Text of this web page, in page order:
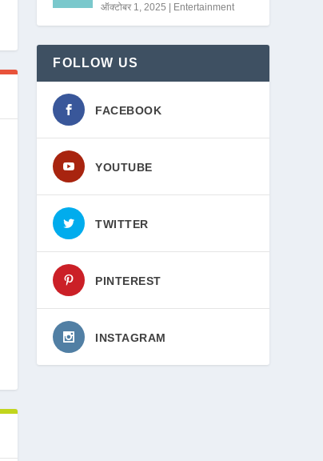
ऑक्टोबर 1, 2025 Entertainment
FOLLOW US
FACEBOOK
YOUTUBE
TWITTER
PINTEREST
INSTAGRAM